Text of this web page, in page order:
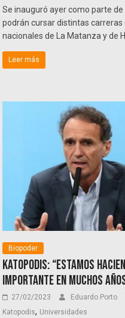
Se inauguró ayer como parte
podrán cursar distintas carreras
nacionales de La Matanza y de
Leer más
Biopoder
Katopodis: “Estamos
importante en muchos
27/02/2023 Eduardo Porto
Katopodis, Universidades